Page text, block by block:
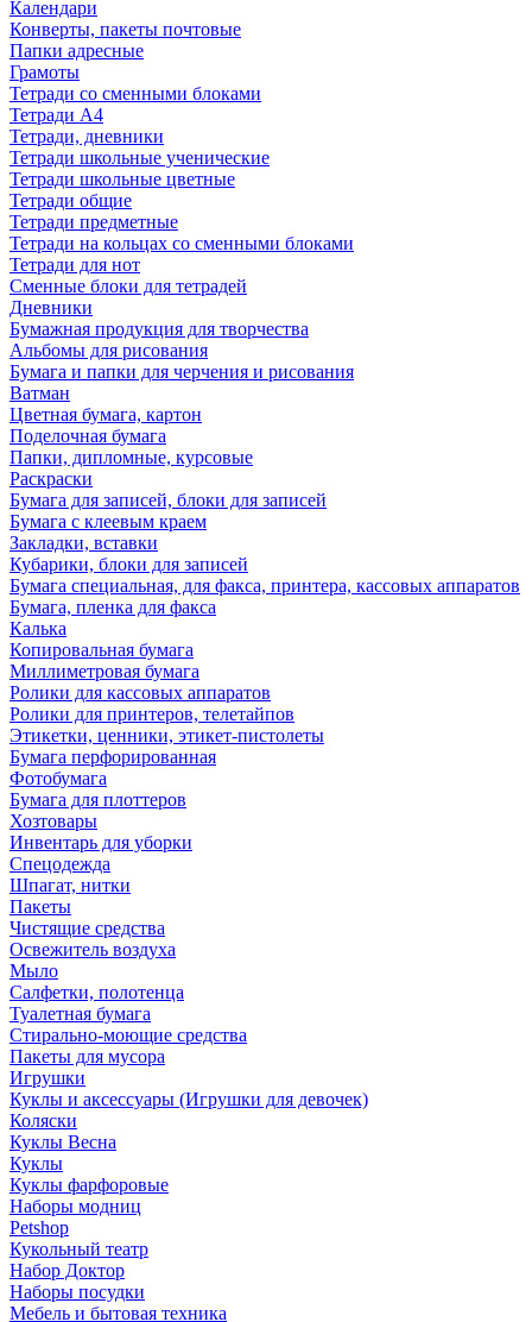
Календари
Конверты, пакеты почтовые
Папки адресные
Грамоты
Тетради со сменными блоками
Тетради А4
Тетради, дневники
Тетради школьные ученические
Тетради школьные цветные
Тетради общие
Тетради предметные
Тетради на кольцах со сменными блоками
Тетради для нот
Сменные блоки для тетрадей
Дневники
Бумажная продукция для творчества
Альбомы для рисования
Бумага и папки для черчения и рисования
Ватман
Цветная бумага, картон
Поделочная бумага
Папки, дипломные, курсовые
Раскраски
Бумага для записей, блоки для записей
Бумага с клеевым краем
Закладки, вставки
Кубарики, блоки для записей
Бумага специальная, для факса, принтера, кассовых аппаратов
Бумага, пленка для факса
Калька
Копировальная бумага
Миллиметровая бумага
Ролики для кассовых аппаратов
Ролики для принтеров, телетайпов
Этикетки, ценники, этикет-пистолеты
Бумага перфорированная
Фотобумага
Бумага для плоттеров
Хозтовары
Инвентарь для уборки
Спецодежда
Шпагат, нитки
Пакеты
Чистящие средства
Освежитель воздуха
Мыло
Салфетки, полотенца
Туалетная бумага
Стирально-моющие средства
Пакеты для мусора
Игрушки
Куклы и аксессуары (Игрушки для девочек)
Коляски
Куклы Весна
Куклы
Куклы фарфоровые
Наборы модниц
Petshop
Кукольный театр
Набор Доктор
Наборы посудки
Мебель и бытовая техника